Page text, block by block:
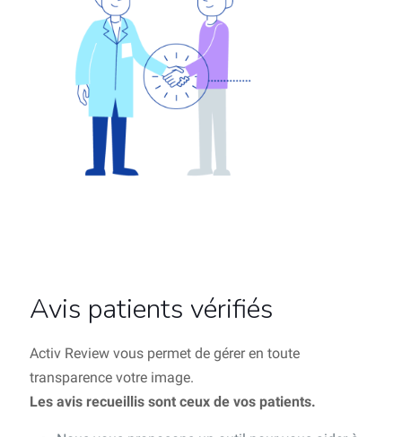
Avis patients vérifiés
Activ Review vous permet de gérer en toute
transparence votre image.
Les avis recueillis sont ceux de vos patients.